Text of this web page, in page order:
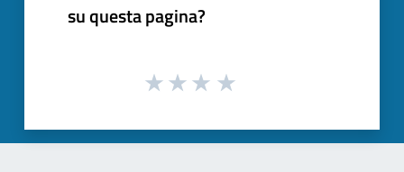
su questa pagina?